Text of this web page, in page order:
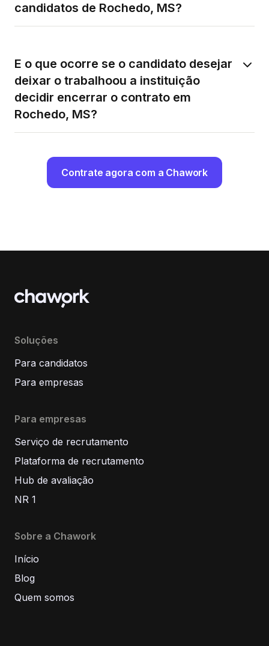
candidatos de Rochedo, MS?
E o que ocorre se o candidato desejar
deixar o trabalhoou a instituição
decidir encerrar o contrato em
Rochedo, MS?
Contrate agora com a Chawork
Soluções
Para candidatos
Para empresas
Para empresas
Serviço de recrutamento
Plataforma de recrutamento
Hub de avaliação
NR 1
Sobre a Chawork
Início
Blog
Quem somos